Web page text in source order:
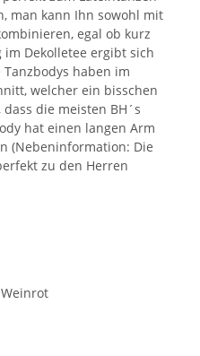
man kann Ihn sowohl mit
egal ob kurz
Dekolletee ergibt sich
haben im
welcher ein bisschen
die meisten BH´s
hat einen langen Arm
(Nebeninformation: Die
zu den Herren
Weinrot